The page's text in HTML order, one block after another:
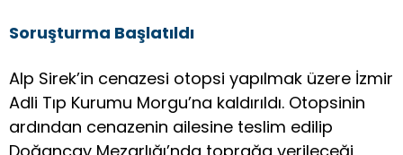
Soruşturma Başlatıldı
Alp Sirek’in cenazesi otopsi yapılmak üzere İzmir
Adli Tıp Kurumu Morgu’na kaldırıldı. Otopsinin
ardından cenazenin ailesine teslim edilip